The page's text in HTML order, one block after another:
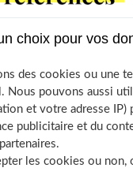
si votre téléphone a
smartphone
de personnalisation
?
choix pour vos
des cookies ou une
Nous pouvons aussi
et votre adresse
publicitaire et du
les cookies ou